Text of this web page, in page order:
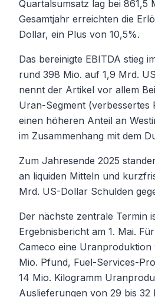
Quartalsumsatz lag bei 861,5
Gesamtjahr erreichten die
Dollar, ein Plus von 10,5%.
Das bereinigte EBITDA stieg
rund 398 Mio. auf 1,9 Mrd.
nennt der Artikel vor allem
Uran-Segment (verbessertes
einen höheren Anteil an
im Zusammenhang mit dem
Zum Jahresende 2025
an liquiden Mitteln und
Mrd. US-Dollar Schulden
Der nächste zentrale Termin
Ergebnisbericht am 1. Mai.
Cameco eine Uranproduktion
Mio. Pfund, Fuel-Services-
14 Mio. Kilogramm
Auslieferungen von 29 bis 32